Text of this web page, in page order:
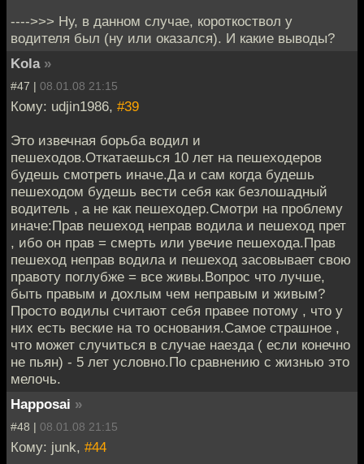
---->>> Ну, в данном случае, короткоствол у
водителя был (ну или оказался). И какие выводы?
Kola »
#47 | 08.01.08 21:15
Кому: udjin1986, #39
Это извечная борьба водил и
пешеходов.Откатаешься 10 лет на пешеходеров
будешь смотреть иначе.Да и сам когда будешь
пешеходом будешь вести себя как безлошадный
водитель , а не как пешеходер.Смотри на проблему
иначе:Прав пешеход неправ водила и пешеход прет
, ибо он прав = смерть или увечие пешехода.Прав
пешеход неправ водила и пешеход засовывает свою
правоту поглубже = все живы.Вопрос что лучше,
быть правым и дохлым чем неправым и живым?
Просто водилы считают себя правее потому , что у
них есть веские на то основания.Самое страшное ,
что может случиться в случае наезда ( если конечно
не пьян) - 5 лет условно.По сравнению с жизнью это
мелочь.
Happosai »
#48 | 08.01.08 21:15
Кому: junk, #44